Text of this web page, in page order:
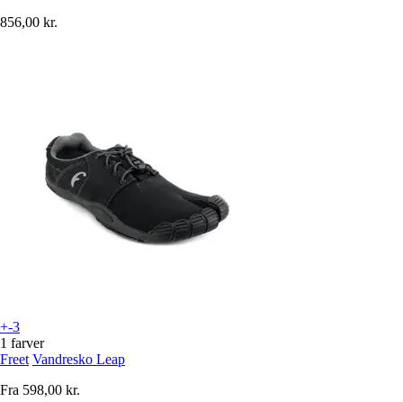
856,00 kr.
+-3
1 farver
Freet Vandresko Leap
Fra 598,00 kr.